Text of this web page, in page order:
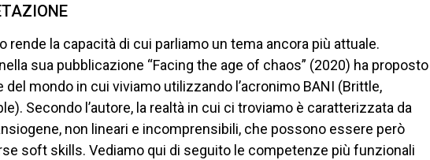
rende la capacità di cui parliamo un tema ancora più attuale.
sua pubblicazione “Facing the age of chaos” (2020) ha proposto
mondo in cui viviamo utilizzando l’acronimo BANI (Brittle,
Secondo l’autore, la realtà in cui ci troviamo è caratterizzata da
non lineari e incomprensibili, che possono essere però
soft skills. Vediamo qui di seguito le competenze più funzionali